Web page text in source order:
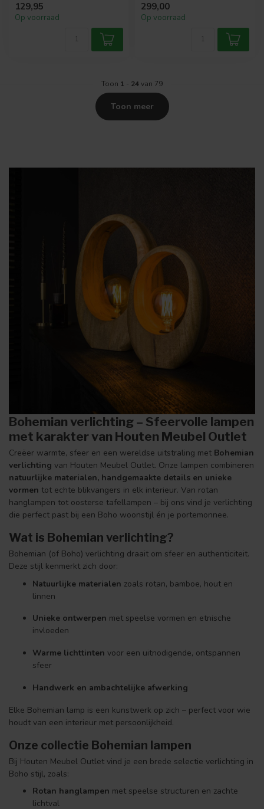
129,95
Op voorraad
kappe...
299,00
Op voorraad
Toon 1 - 24van 79
Toon meer
Bohemian verlichting – Sfeervolle lampen
met karakter van Houten Meubel Outlet
Creëer warmte, sfeer en een wereldse uitstraling met Bohemian
verlichting van Houten Meubel Outlet. Onze lampen combineren
natuurlijke materialen, handgemaakte details en unieke
vormen tot echte blikvangers in elk interieur. Van rotan
hanglampen tot oosterse tafellampen – bij ons vind je verlichting
die perfect past bij een Boho woonstijl én je portemonnee.
Wat is Bohemian verlichting?
Bohemian (of Boho) verlichting draait om sfeer en authenticiteit.
Deze stijl kenmerkt zich door:
Natuurlijke materialen zoals rotan, bamboe, hout en
linnen
Unieke ontwerpen met speelse vormen en etnische
invloeden
Warme lichttinten voor een uitnodigende, ontspannen
sfeer
Handwerk en ambachtelijke afwerking
Elke Bohemian lamp is een kunstwerk op zich – perfect voor wie
houdt van een interieur met persoonlijkheid.
Onze collectie Bohemian lampen
Bij Houten Meubel Outlet vind je een brede selectie verlichting in
Boho stijl, zoals:
Rotan hanglampen met speelse structuren en zachte
lichtval